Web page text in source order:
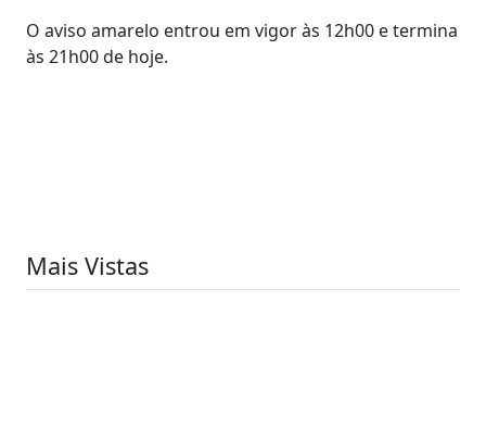
O aviso amarelo entrou em vigor às 12h00 e termina
às 21h00 de hoje.
Mais Vistas